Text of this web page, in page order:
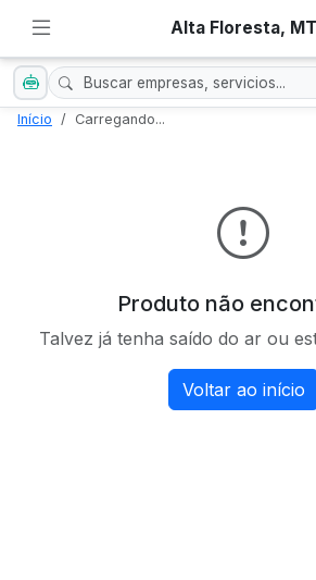
Alta Floresta, MT
Início Carregando...
Produto não
Talvez já tenha saído do ar ou
Voltar ao início